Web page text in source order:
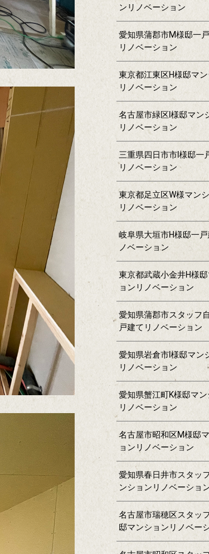
ンリノベーション
愛知県蒲郡市M様邸一
リノベーション
東京都江東区H様邸マ
リノベーション
名古屋市緑区I様邸マン
リノベーション
三重県四日市市I様邸一
リノベーション
東京都足立区W様マン
リノベーション
岐阜県大垣市H様邸一戸
ノベーション
東京都武蔵小金井H様
ョンリノベーション
愛知県蒲郡市スタッフ
戸建てリノベーション
愛知県岩倉市I様邸マン
リノベーション
愛知県蟹江町K様邸マン
リノベーション
名古屋市昭和区M様邸
ョンリノベーション
愛知県春日井市スタッ
ンションリノベーショ
名古屋市瑞穂区スタッ
邸マンションリノベー